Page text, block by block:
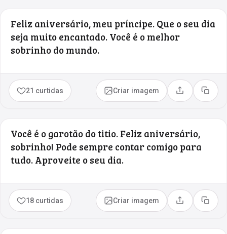
Feliz aniversário, meu príncipe. Que o seu dia
seja muito encantado. Você é o melhor
sobrinho do mundo.
21 curtidas Criar imagem Compartilhar
Copiar
Você é o garotão do titio. Feliz aniversário,
sobrinho! Pode sempre contar comigo para
tudo. Aproveite o seu dia.
18 curtidas Criar imagem Compartilhar
Copiar